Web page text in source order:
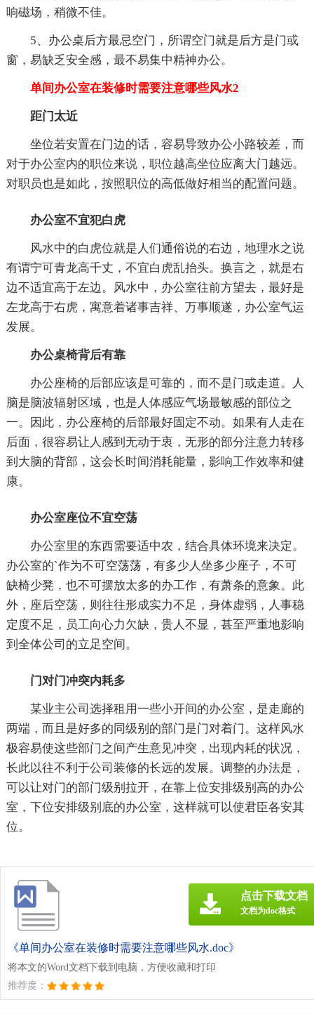
响磁场，稍微不佳。
5、办公桌后方最忌空门，所谓空门就是后方是门或
窗，易缺乏安全感，最不易集中精神办公。
单间办公室在装修时需要注意哪些风水2
距门太近
坐位若安置在门边的话，容易导致办公小路较差，而
对于办公室内的职位来说，职位越高坐位应离大门越远。
对职员也是如此，按照职位的高低做好相当的配置问题。
办公室不宜犯白虎
风水中的白虎位就是人们通俗说的右边，地理水之说
有谓宁可青龙高千丈，不宜白虎乱抬头。换言之，就是右
边不适宜高于左边。风水中，办公室往前方望去，最好是
左龙高于右虎，寓意着诸事吉祥、万事顺遂，办公室气运
发展。
办公桌椅背后有靠
办公座椅的后部应该是可靠的，而不是门或走道。人
脑是脑波辐射区域，也是人体感应气场最敏感的部位之
一。因此，办公座椅的后部最好固定不动。如果有人走在
后面，很容易让人感到无动于衷，无形的部分注意力转移
到大脑的背部，这会长时间消耗能量，影响工作效率和健
康。
办公室座位不宜空荡
办公室里的东西需要适中农，结合具体环境来决定。
办公室的`作为不可空荡荡，有多少人坐多少座子，不可
缺椅少凳，也不可摆放太多的办工作，有萧条的意象。此
外，座后空荡，则往往形成实力不足，身体虚弱，人事稳
定度不足，员工向心力欠缺，贵人不显，甚至严重地影响
到全体公司的立足空间。
门对门冲突内耗多
某业主公司选择租用一些小开间的办公室，是走廊的
两端，而且是好多的同级别的部门是门对着门。这样风水
极容易使这些部门之间产生意见冲突，出现内耗的状况，
长此以往不利于公司装修的长远的发展。调整的办法是，
可以让对门的部门级别拉开，在靠上位安排级别高的办公
室，下位安排级别底的办公室，这样就可以使君臣各安其
位。
《单间办公室在装修时需要注意哪些风水.doc》
将本文的Word文档下载到电脑，方便收藏和打印
推荐度：
点击下载文档
文档为doc格式